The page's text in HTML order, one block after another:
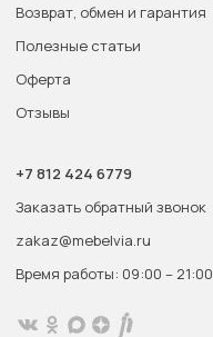
Возврат, обмен и гарантия
Полезные статьи
Оферта
Отзывы
+7 812 424 6779
Заказать обратный звонок
zakaz@mebelvia.ru
Время работы: 09:00 – 21:00